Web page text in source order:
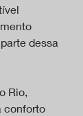
dessa
Rio,
conforto